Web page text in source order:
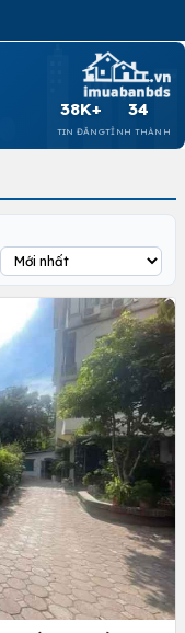
38K+
TIN ĐĂNG
34
TỈNH THÀNH